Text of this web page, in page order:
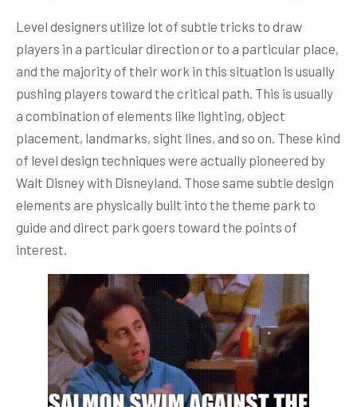
Level designers utilize lot of subtle tricks to draw
players in a particular direction or to a particular place,
and the majority of their work in this situation is usually
pushing players toward the critical path. This is usually
a combination of elements like lighting, object
placement, landmarks, sight lines, and so on. These kind
of level design techniques were actually pioneered by
Walt Disney with Disneyland. Those same subtle design
elements are physically built into the theme park to
guide and direct park goers toward the points of
interest.